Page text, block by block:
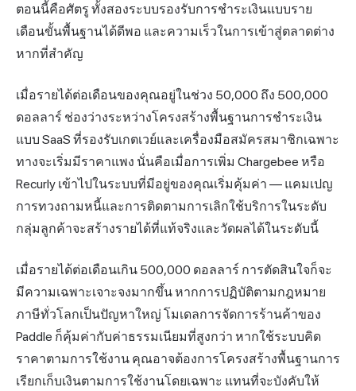
ตอนนี้คือศัตรู ทั้งสองระบบรองรับการชำระเงินแบบราย
เดือนขั้นพื้นฐานได้ดีพอ และความเร็วในการเข้าสู่ตลาดต่าง
หากที่สำคัญ
เมื่อรายได้ต่อเดือนของคุณอยู่ในช่วง 50,000 ถึง 500,000
ดอลลาร์ ช่องว่างระหว่างโครงสร้างพื้นฐานการชำระเงิน
แบบ SaaS ที่รองรับเกตเวย์และเครื่องมือสมัครสมาชิกเฉพาะ
ทางจะเริ่มมีราคาแพง นั่นคือเมื่อการเพิ่ม Chargebee หรือ
Recurly เข้าไปในระบบที่มีอยู่ของคุณเริ่มคุ้มค่า — แคมเปญ
การทวงถามหนี้และการติดตามการเลิกใช้บริการในระดับ
กลุ่มลูกค้าจะสร้างรายได้ที่แท้จริงและวัดผลได้ในระดับนี้
เมื่อรายได้ต่อเดือนเกิน 500,000 ดอลลาร์ การตัดสินใจก็จะ
มีความเฉพาะเจาะจงมากขึ้น หากการปฏิบัติตามกฎหมาย
ภาษีทั่วโลกเป็นปัญหาใหญ่ โมเดลการจัดการร้านค้าของ
Paddle ก็คุ้มค่ากับค่าธรรมเนียมที่สูงกว่า หากใช้ระบบคิด
ราคาตามการใช้งาน คุณอาจต้องการโครงสร้างพื้นฐานการ
เรียกเก็บเงินตามการใช้งานโดยเฉพาะ แทนที่จะบังคับให้